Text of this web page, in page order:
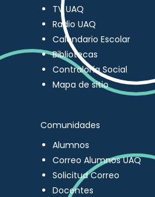
TV UAQ
Radio UAQ
Calendario Escolar
Bibliotecas
Contraloría Social
Mapa de sitio
Comunidades
Alumnos
Correo Alumnos UAQ
Solicitud Correo
Docentes